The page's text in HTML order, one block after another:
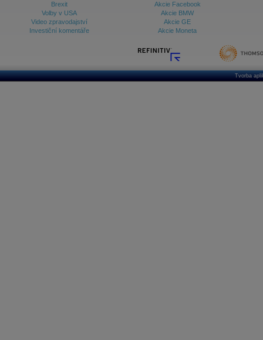
Brexit
Volby v USA
Video zpravodajství
Investiční komentáře
Akcie Facebook
Akcie BMW
Akcie GE
Akcie Moneta
Tvorba